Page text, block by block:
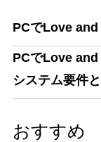
PCでLove and
PCでLove
システム要件
おすすめ